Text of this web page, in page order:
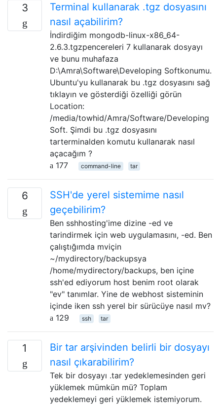
3
Terminal kullanarak .tgz dosyasını
nasıl açabilirim?
İndirdiğim mongodb-linux-x86_64-
2.6.3.tgzpencereleri 7 kullanarak dosyayı
ve bunu muhafaza
D:\Amra\Software\Developing Softkonumu.
Ubuntu'yu kullanarak bu .tgz dosyasını sağ
tıklayın ve gösterdiği özelliği görün
Location:
/media/towhid/Amra/Software/Developing
Soft. Şimdi bu .tgz dosyasını
tarterminalden komutu kullanarak nasıl
açacağım ?
177
command-line tar
6
SSH'de yerel sistemime nasıl
geçebilirim?
Ben sshhosting'ime dizine -ed ve
tarindirmek için web uygulamasını, -ed. Ben
çalıştığımda mviçin
~/mydirectory/backupsya
/home/mydirectory/backups, ben içine
ssh'ed ediyorum host benim root olarak
"ev" tanımlar. Yine de webhost sisteminin
içinde iken ssh yerel bir sürücüye nasıl mv?
129
ssh tar
1
Bir tar arşivinden belirli bir dosyayı
nasıl çıkarabilirim?
Tek bir dosyayı .tar yedeklemesinden geri
yüklemek mümkün mü? Toplam
yedeklemeyi geri yüklemek istemiyorum.